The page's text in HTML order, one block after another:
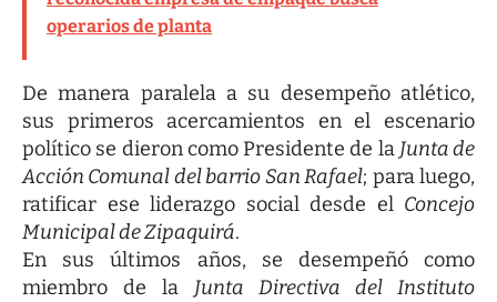
operarios de planta
De manera paralela a su desempeño atlético,
sus primeros acercamientos en el escenario
político se dieron como Presidente de la Junta de
Acción Comunal del barrio San Rafael; para luego,
ratificar ese liderazgo social desde el Concejo
Municipal de Zipaquirá.
En sus últimos años, se desempeñó como
miembro de la Junta Directiva del Instituto